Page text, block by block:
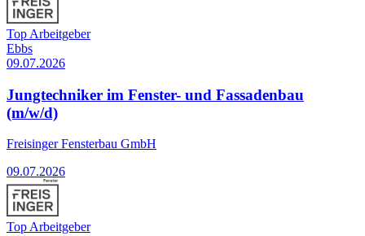
Top Arbeitgeber
Ebbs
09.07.2026
Jungtechniker im Fenster- und Fassadenbau
(m/w/d)
Freisinger Fensterbau GmbH
09.07.2026
Top Arbeitgeber